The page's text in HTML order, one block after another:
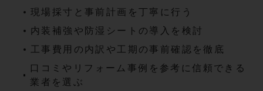
現場採寸と事前計画を丁寧に行う
内装補強や防湿シートの導入を検討
工事費用の内訳や工期の事前確認を徹底
口コミやリフォーム事例を参考に信頼できる
業者を選ぶ